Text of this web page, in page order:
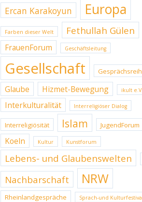
Ercan Karakoyun Europa
Farben dieser Welt Fethullah Gülen
FrauenForum Geschäftsleitung
Gesellschaft
Glaube Hizmet-Bewegung ikult e.V.
Interkulturalität Interreligiöser Dialog
Interreligiösität Islam JugendForum
Koeln Kultur Kunstforum
Lebens- und Glaubenswelten
Nachbarschaft NRW
Rheinlandgespräche Sprach-und